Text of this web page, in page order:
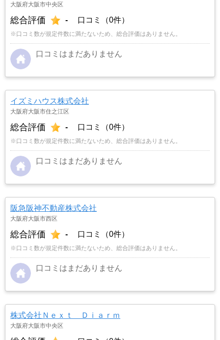
大阪府大阪市中央区
総合評価 - 口コミ（0件）
※口コミ数が規定件数に満たないため、総合評価はありません。
口コミはまだありません
イズミハウス株式会社
大阪府大阪市住之江区
総合評価 - 口コミ（0件）
※口コミ数が規定件数に満たないため、総合評価はありません。
口コミはまだありません
阪急阪神不動産株式会社
大阪府大阪市西区
総合評価 - 口コミ（0件）
※口コミ数が規定件数に満たないため、総合評価はありません。
口コミはまだありません
株式会社Ｎｅｘｔ Ｄｉａｒｍ
大阪府大阪市中央区